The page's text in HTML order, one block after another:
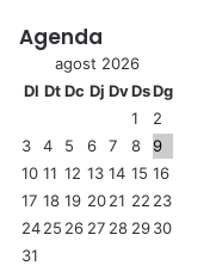
Agenda
agost 2026
Dl DtDc Dj DvDsDg
1
2
3
4 5 6 7 8
9
10 11 12 13 14 15 16
17 18 19 2021 22 23
2425 26 27 28 2930
31